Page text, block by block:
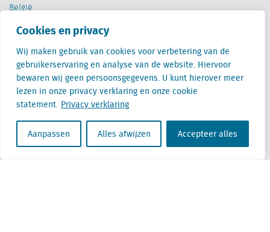
Cookies en privacy
Wij maken gebruik van cookies voor verbetering van de
gebruikerservaring en analyse van de website. Hiervoor
bewaren wij geen persoonsgegevens. U kunt hierover meer
lezen in onze privacy verklaring en onze cookie
statement. Privacy verklaring
Aanpassen Alles afwijzen Accepteer alles
België
1000 Brussel
Research, Data and Analytics products along with Green Street’s global News
publications are not provided as an investment advisor nor in the capacity of a